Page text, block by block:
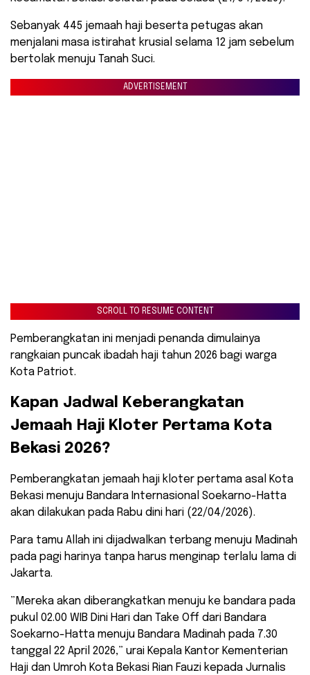
Sebanyak 445 jemaah haji beserta petugas akan
menjalani masa istirahat krusial selama 12 jam sebelum
bertolak menuju Tanah Suci.
ADVERTISEMENT
SCROLL TO RESUME CONTENT
Pemberangkatan ini menjadi penanda dimulainya
rangkaian puncak ibadah haji tahun 2026 bagi warga
Kota Patriot.
​Kapan Jadwal Keberangkatan
Jemaah Haji Kloter Pertama Kota
Bekasi 2026?
​Pemberangkatan jemaah haji kloter pertama asal Kota
Bekasi menuju Bandara Internasional Soekarno-Hatta
akan dilakukan pada Rabu dini hari (22/04/2026).
Para tamu Allah ini dijadwalkan terbang menuju Madinah
pada pagi harinya tanpa harus menginap terlalu lama di
Jakarta.
​”Mereka akan diberangkatkan menuju ke bandara pada
pukul 02.00 WIB Dini Hari dan Take Off dari Bandara
Soekarno-Hatta menuju Bandara Madinah pada 7.30
tanggal 22 April 2026,” urai Kepala Kantor Kementerian
Haji dan Umroh Kota Bekasi Rian Fauzi kepada Jurnalis